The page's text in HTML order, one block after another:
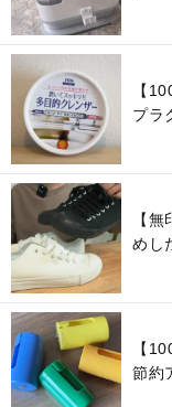
【
プラ
【
めし
【
節約